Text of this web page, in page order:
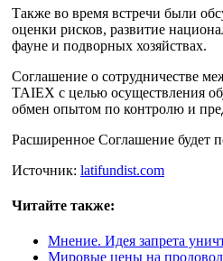
Также во время встречи были
оценки рисков, развитие
фауне и подворных хозяйствах.
Соглашение о сотрудничестве
TAIEX с целью осуществления
обмен опытом по контролю и
Расширенное Соглашение будет
Источник: latifundist.com
Читайте также:
Мнение. Идея запрета
Мировые цены на